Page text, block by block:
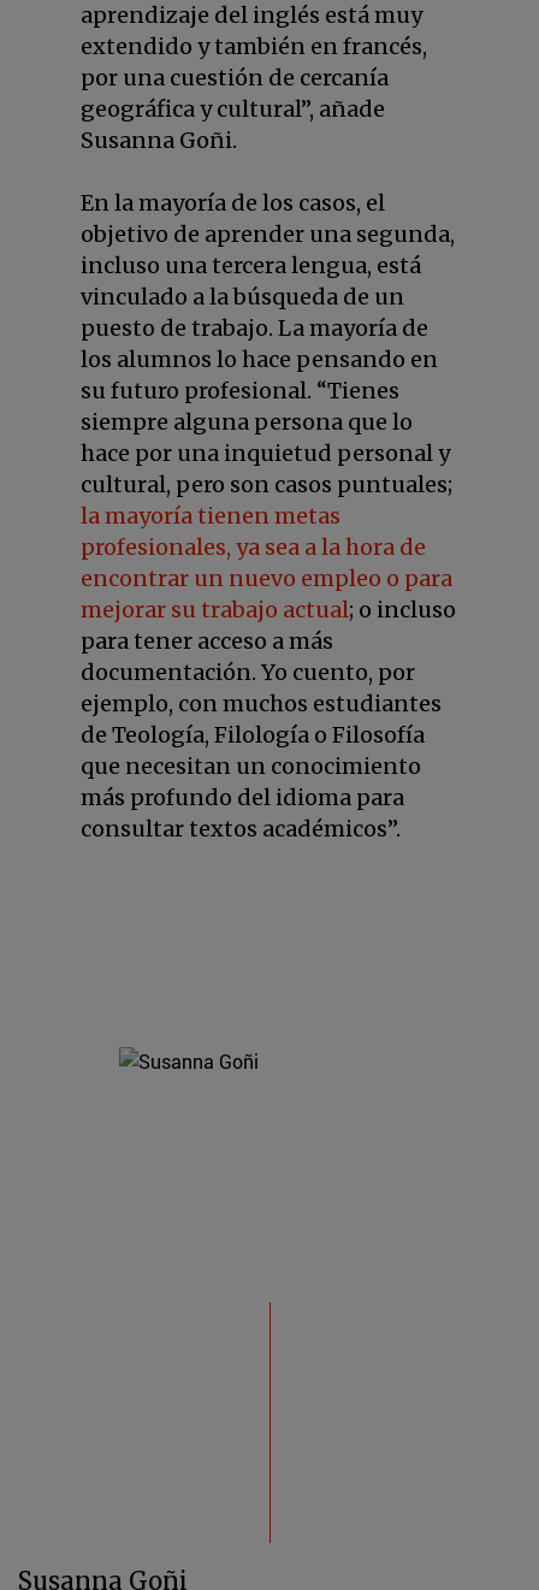
aprendizaje del inglés está muy
extendido y también en francés,
por una cuestión de cercanía
geográfica y cultural”, añade
Susanna Goñi.
En la mayoría de los casos, el
objetivo de aprender una segunda,
incluso una tercera lengua, está
vinculado a la búsqueda de un
puesto de trabajo. La mayoría de
los alumnos lo hace pensando en
su futuro profesional. “Tienes
siempre alguna persona que lo
hace por una inquietud personal y
cultural, pero son casos puntuales;
la mayoría tienen metas
profesionales, ya sea a la hora de
encontrar un nuevo empleo o para
mejorar su trabajo actual; o incluso
para tener acceso a más
documentación. Yo cuento, por
ejemplo, con muchos estudiantes
de Teología, Filología o Filosofía
que necesitan un conocimiento
más profundo del idioma para
consultar textos académicos”.
Susanna Goñi